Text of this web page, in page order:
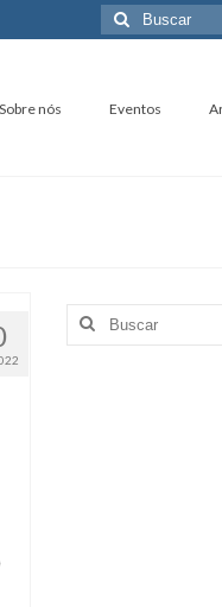
Buscar
por:
Sobre nós Eventos
Buscar